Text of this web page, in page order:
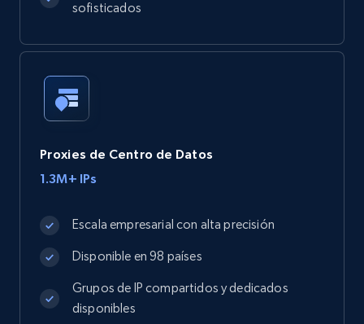
sofisticados
Proxies de Centro de Datos
1.3M+ IPs
Escala empresarial con alta precisión
Disponible en 98 países
Grupos de IP compartidos y dedicados
disponibles